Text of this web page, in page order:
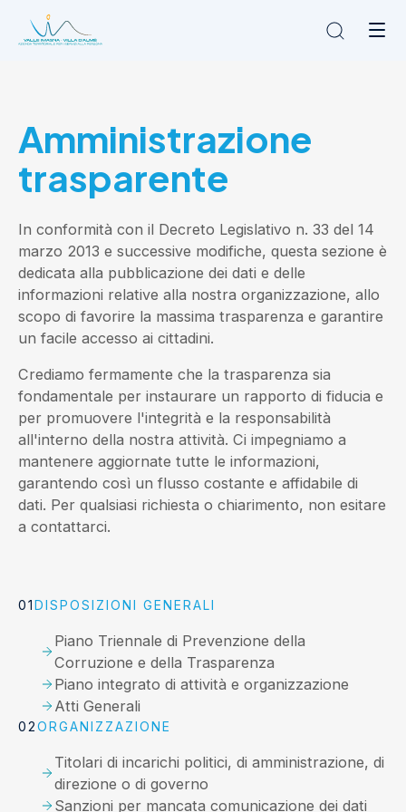
L'Ambito
News
Amministrazione trasparente
Contatti
Amministrazione
trasparente
In conformità con il Decreto Legislativo n. 33 del 14
marzo 2013 e successive modifiche, questa sezione è
dedicata alla pubblicazione dei dati e delle
informazioni relative alla nostra organizzazione, allo
scopo di favorire la massima trasparenza e garantire
un facile accesso ai cittadini.
Crediamo fermamente che la trasparenza sia
fondamentale per instaurare un rapporto di fiducia e
per promuovere l'integrità e la responsabilità
all'interno della nostra attività. Ci impegniamo a
mantenere aggiornate tutte le informazioni,
garantendo così un flusso costante e affidabile di
dati. Per qualsiasi richiesta o chiarimento, non esitare
a contattarci.
DISPOSIZIONI GENERALI
Piano Triennale di Prevenzione della
Corruzione e della Trasparenza
Piano integrato di attività e organizzazione
Atti Generali
ORGANIZZAZIONE
Titolari di incarichi politici, di amministrazione, di
direzione o di governo
Sanzioni per mancata comunicazione dei dati